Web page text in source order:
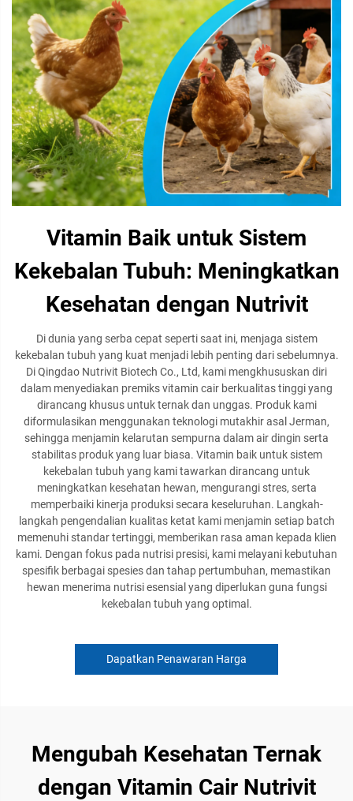
Vitamin Baik untuk Sistem
Kekebalan Tubuh: Meningkatkan
Kesehatan dengan Nutrivit
Di dunia yang serba cepat seperti saat ini, menjaga sistem
kekebalan tubuh yang kuat menjadi lebih penting dari sebelumnya.
Di Qingdao Nutrivit Biotech Co., Ltd, kami mengkhususkan diri
dalam menyediakan premiks vitamin cair berkualitas tinggi yang
dirancang khusus untuk ternak dan unggas. Produk kami
diformulasikan menggunakan teknologi mutakhir asal Jerman,
sehingga menjamin kelarutan sempurna dalam air dingin serta
stabilitas produk yang luar biasa. Vitamin baik untuk sistem
kekebalan tubuh yang kami tawarkan dirancang untuk
meningkatkan kesehatan hewan, mengurangi stres, serta
memperbaiki kinerja produksi secara keseluruhan. Langkah-
langkah pengendalian kualitas ketat kami menjamin setiap batch
memenuhi standar tertinggi, memberikan rasa aman kepada klien
kami. Dengan fokus pada nutrisi presisi, kami melayani kebutuhan
spesifik berbagai spesies dan tahap pertumbuhan, memastikan
hewan menerima nutrisi esensial yang diperlukan guna fungsi
kekebalan tubuh yang optimal.
Dapatkan Penawaran Harga
Mengubah Kesehatan Ternak
dengan Vitamin Cair Nutrivit